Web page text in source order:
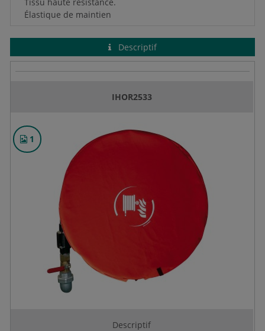
Élastique de maintien
Descriptif
IHOR2533
1
Descriptif